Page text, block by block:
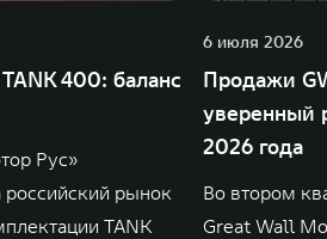
400: баланс
Рус»
рынок
TANK
6 июля 2026
Продажи
уверенный
2026 года
Во втором
Great Wall